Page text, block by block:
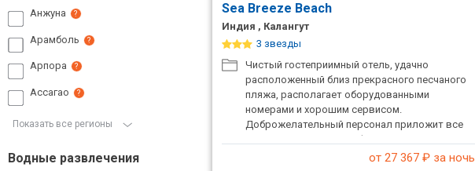
Анжуна ?
Арамболь ?
Арпора ?
Ассагао ?
Показать все регионы
Водные развлечения
Sea Breeze Beach
Индия , Калангут
3 звезды
Чистый гостеприимный отель, удачно
расположенный близ прекрасного песчаного
пляжа, располагает оборудованными
номерами и хорошим сервисом.
Доброжелательный персонал приложит все
усилия для вашего комфортного отдыха.
Недалеко от отеля множество магазинов,
от 27 367 ₽ за ночь